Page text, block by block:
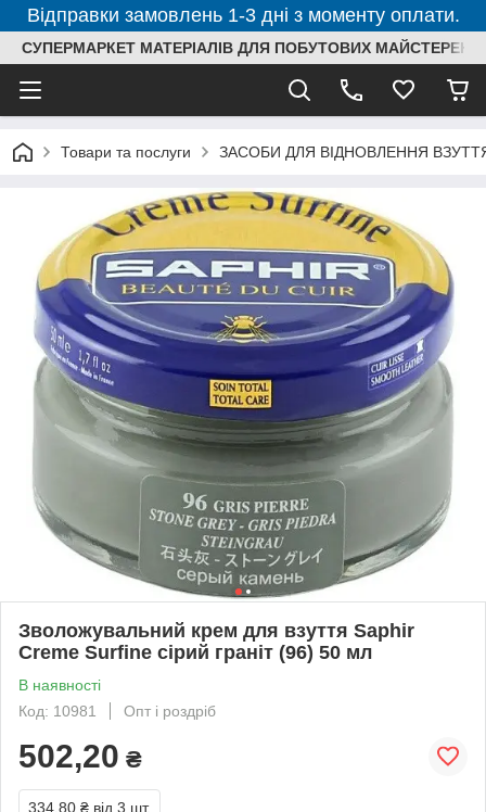
Відправки замовлень 1-3 дні з моменту оплати.
СУПЕРМАРКЕТ МАТЕРІАЛІВ ДЛЯ ПОБУТОВИХ МАЙСТЕРЕНЬ
Товари та послуги ЗАСОБИ ДЛЯ ВІДНОВЛЕННЯ
Зволожувальний крем для взуття Saphir
Creme Surfine сірий граніт (96) 50 мл
В наявності
Код: 10981
Опт і роздріб
502,20 ₴
334,80 ₴ від 3 шт.